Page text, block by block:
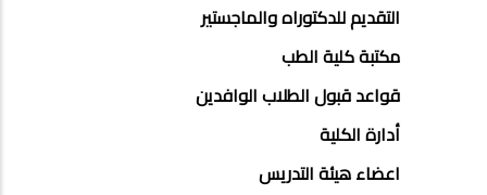
التقديم للدكتوراه والماجستير
مكتبة كلية الطب
قواعد قبول الطلاب الوافدين
أدارة الكلية
اعضاء هيئة التدريس